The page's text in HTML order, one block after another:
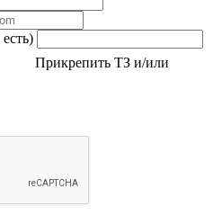
Прикрепить ТЗ и/или